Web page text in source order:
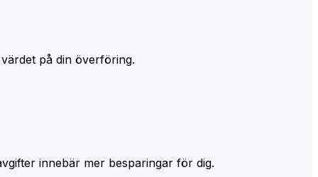
på din överföring.
innebär mer besparingar för dig.